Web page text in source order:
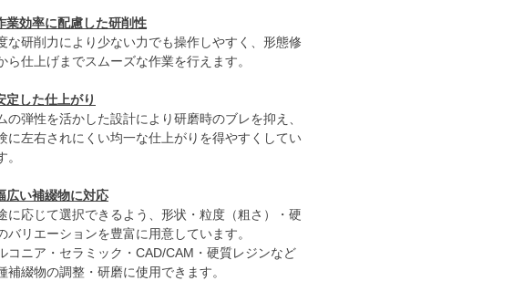
業効率に配慮した研削性
な研削力により少ない力でも操作しやすく、形態修
ら仕上げまでスムーズな作業を行えます。
定した仕上がり
の弾性を活かした設計により研磨時のブレを抑え、
に左右されにくい均一な仕上がりを得やすくしてい
。
広い補綴物に対応
に応じて選択できるよう、形状・粒度（粗さ）・硬
バリエーションを豊富に用意しています。
コニア・セラミック・CAD/CAM・硬質レジンなど
補綴物の調整・研磨に使用できます。